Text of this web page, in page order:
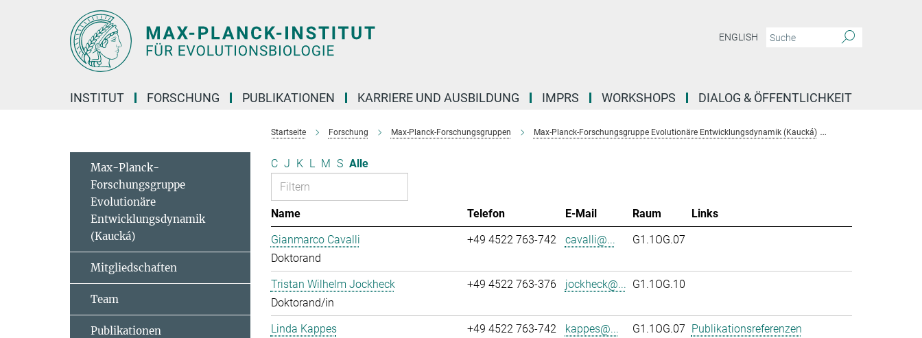
ENGLISH
INSTITUT FORSCHUNG PUBLIKATIONEN KARRIERE UND AUSBILDUNG IMPRS WORKSHOPS DIALOG & ÖFFENTLICHKEIT
Startseite Forschung Max-Planck-Forschungsgruppen Max-Planck-Forschungsgruppe Evolutionäre Entwicklungsdynamik (Kaucká)
C J K L M S Alle
Name Telefon E-Mail Raum
Links
Gianmarco Cavalli
Doktorand
+49 4522 763-742 cavalli@... G1.1OG.07
Tristan Wilhelm Jockheck
Doktorand/in
+49 4522 763-376 jockheck@... G1.1OG.10
Linda Kappes
+49 4522 763-742 kappes@... G1.1OG.07 Publikationsreferenzen
Max-Planck-
Forschungsgruppe
Evolutionäre
Entwicklungsdynamik
(Kaucká)
Mitgliedschaften
Team
Publikationen